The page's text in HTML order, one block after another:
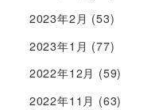
2023年2月 (53)
2023年1月 (77)
2022年12月 (59)
2022年11月 (63)